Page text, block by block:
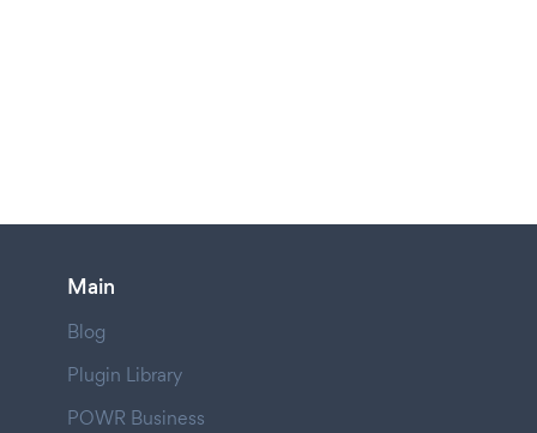
Main
Blog
Plugin Library
POWR Business